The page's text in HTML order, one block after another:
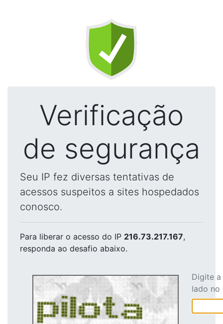
Verificação
de segurança
Seu IP fez diversas tentativas de
acessos suspeitos a sites hospedados
conosco.
Para liberar o acesso do IP 216.73.217.167,
responda ao desafio abaixo.
Digite
lado no